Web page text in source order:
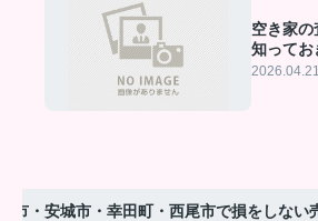
空き家
知ってお
適なパー
2026.04.21
市・安城市・幸田町・西尾市で損をしない